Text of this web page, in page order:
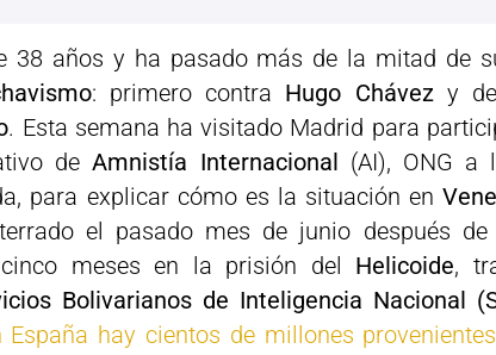
38 años y ha pasado más de la mitad de
: primero contra Hugo Chávez y
. Esta semana ha visitado Madrid para
deAmnistía Internacional
(AI), ONG a
para explicar cómo es la situación en
el pasado mes de junio después de
meses en la prisión del Helicoide,
Bolivarianos de Inteligencia Nacional
España hay cientos de millones